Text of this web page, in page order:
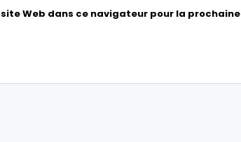
Web dans ce navigateur pour la prochaine